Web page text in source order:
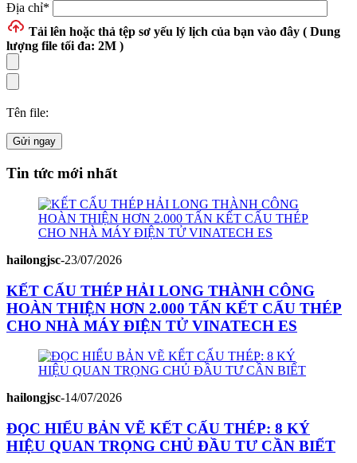
Địa chỉ*
Tải lên hoặc thả tệp sơ yếu lý lịch của bạn vào đây ( Dung
lượng file tối đa: 2M )
Tên file:
Gửi ngay
Tin tức mới nhất
hailongjsc-23/07/2026
KẾT CẤU THÉP HẢI LONG THÀNH CÔNG
HOÀN THIỆN HƠN 2.000 TẤN KẾT CẤU THÉP
CHO NHÀ MÁY ĐIỆN TỬ VINATECH ES
hailongjsc-14/07/2026
ĐỌC HIỂU BẢN VẼ KẾT CẤU THÉP: 8 KÝ
HIỆU QUAN TRỌNG CHỦ ĐẦU TƯ CẦN BIẾT